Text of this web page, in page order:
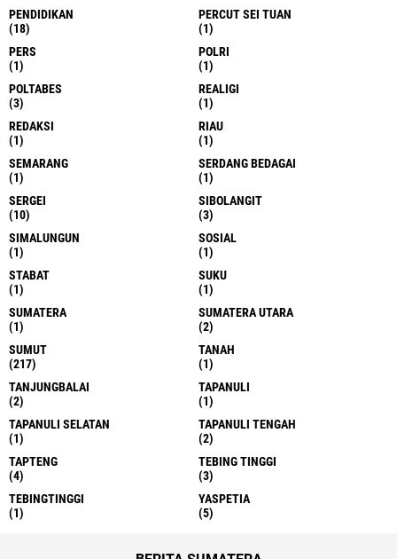
PENDIDIKAN
(18)
PERCUT SEI TUAN
(1)
PERS
(1)
POLRI
(1)
POLTABES
(3)
REALIGI
(1)
REDAKSI
(1)
RIAU
(1)
SEMARANG
(1)
SERDANG BEDAGAI
(1)
SERGEI
(10)
SIBOLANGIT
(3)
SIMALUNGUN
(1)
SOSIAL
(1)
STABAT
(1)
SUKU
(1)
SUMATERA
(1)
SUMATERA UTARA
(2)
SUMUT
(217)
TANAH
(1)
TANJUNGBALAI
(2)
TAPANULI
(1)
TAPANULI SELATAN
(1)
TAPANULI TENGAH
(2)
TAPTENG
(4)
TEBING TINGGI
(3)
TEBINGTINGGI
(1)
YASPETIA
(5)